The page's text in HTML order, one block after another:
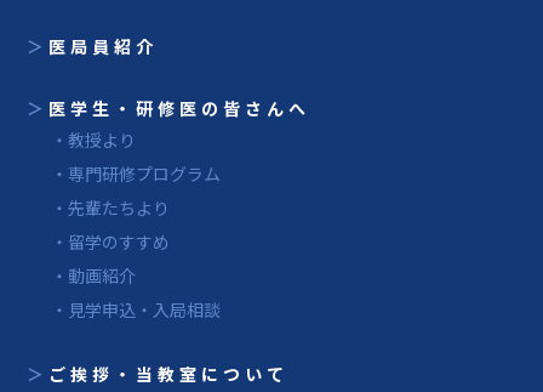
＞ 医局員紹介
＞ 医学生・研修医の皆さんへ
・教授より
・専門研修プログラム
・先輩たちより
・留学のすすめ
・動画紹介
・見学申込・入局相談
＞ ご挨拶・当教室について